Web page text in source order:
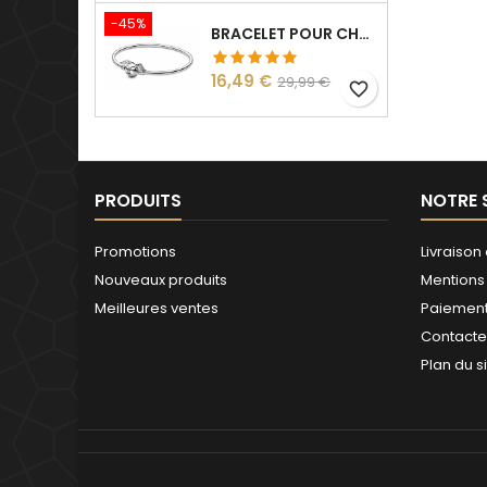
-45% BRACELET POUR CHARM ARGENT HARRY VIF D'OR
Prix
16,49 € Prix
base
29,99 € favorite_border
PRODUITS
Promotions
Nouveaux produits
Meilleures ventes
NOTRE
Plan du